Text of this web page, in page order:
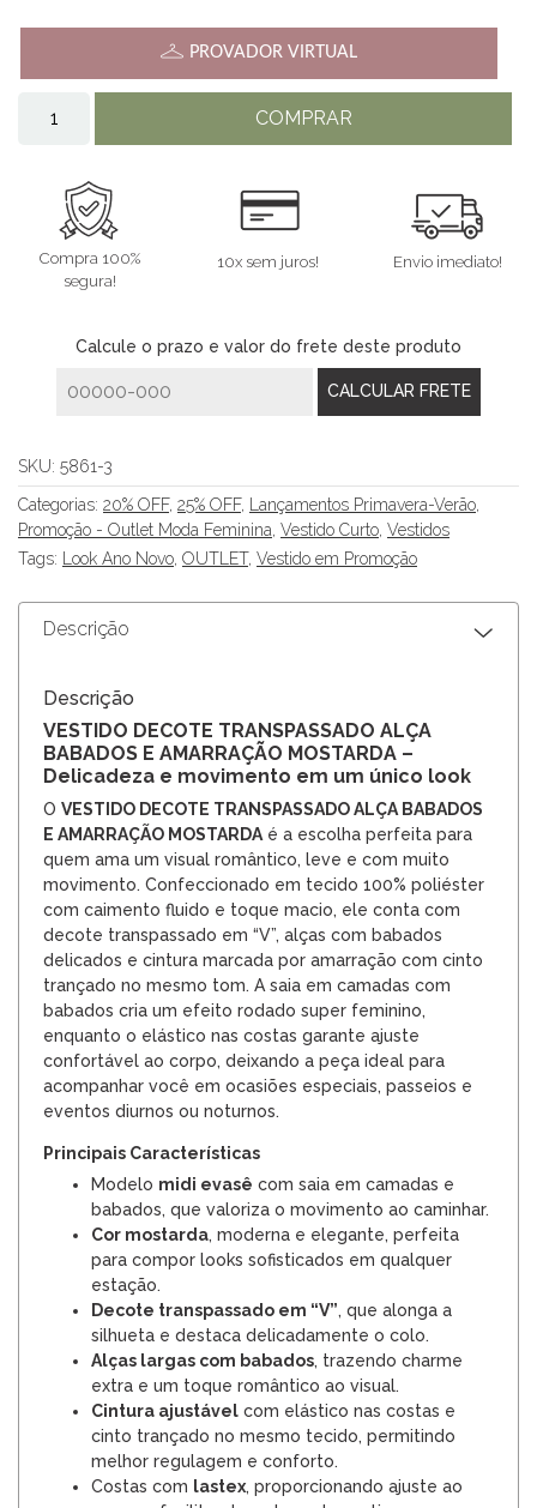
PROVADOR VIRTUAL
COMPRAR
Compra 100%
segura!
10x sem juros! Envio imediato!
Calcule o prazo e valor do frete deste produto
SKU: 5861-3
Categorias: 20% OFF, 25% OFF, Lançamentos Primavera-Verão,
Promoção - Outlet Moda Feminina, Vestido Curto, Vestidos
Tags: Look Ano Novo, OUTLET, Vestido em Promoção
Descrição
Descrição
VESTIDO DECOTE TRANSPASSADO ALÇA
BABADOS E AMARRAÇÃO MOSTARDA –
Delicadeza e movimento em um único look
O VESTIDO DECOTE TRANSPASSADO ALÇA BABADOS
E AMARRAÇÃO MOSTARDA é a escolha perfeita para
quem ama um visual romântico, leve e com muito
movimento. Confeccionado em tecido 100% poliéster
com caimento fluido e toque macio, ele conta com
decote transpassado em “V”, alças com babados
delicados e cintura marcada por amarração com cinto
trançado no mesmo tom. A saia em camadas com
babados cria um efeito rodado super feminino,
enquanto o elástico nas costas garante ajuste
confortável ao corpo, deixando a peça ideal para
acompanhar você em ocasiões especiais, passeios e
eventos diurnos ou noturnos.
Principais Características
Modelo midi evasê com saia em camadas e
babados, que valoriza o movimento ao caminhar.
Cor mostarda, moderna e elegante, perfeita
para compor looks sofisticados em qualquer
estação.
Decote transpassado em “V”, que alonga a
silhueta e destaca delicadamente o colo.
Alças largas com babados, trazendo charme
extra e um toque romântico ao visual.
Cintura ajustável com elástico nas costas e
cinto trançado no mesmo tecido, permitindo
melhor regulagem e conforto.
Costas com lastex, proporcionando ajuste ao